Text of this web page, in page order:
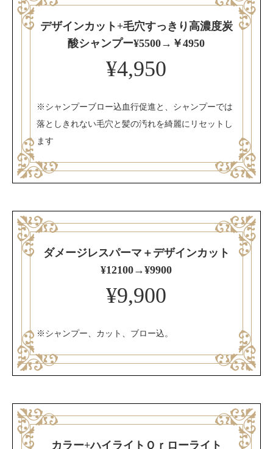
デザインカット+毛穴すっきり高濃度炭
酸シャンプー¥5500→￥4950
¥4,950
※シャンプーブロー込血行促進と、シャンプーでは
落としきれない毛穴と髪の汚れを綺麗にリセットし
ます
ダメージレスパーマ＋デザインカット
¥12100→¥9900
¥9,900
※シャンプー、カット、ブロー込。
カラー+ハイライトＯｒローライト